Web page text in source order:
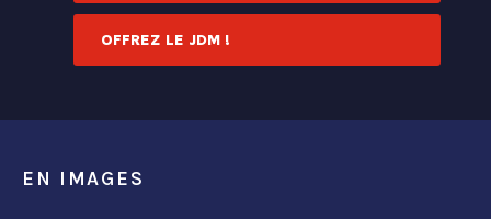
OFFREZ LE JDM !
EN IMAGES